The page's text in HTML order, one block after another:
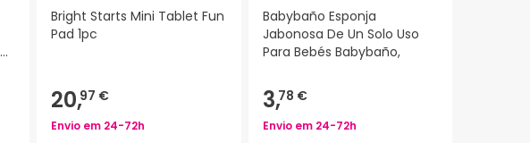
Bright Starts Mini Tablet Fun
Pad 1pc
20,97 €
Envio em 24-72h
Babybaño Esponja
Jabonosa De Un Solo Uso
Para Bebés Babybaño,
3,78 €
Envio em 24-72h